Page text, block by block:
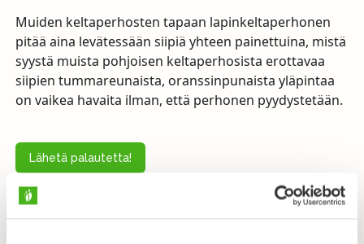
Muiden keltaperhosten tapaan lapinkeltaperhonen
pitää aina levätessään siipiä yhteen painettuina, mistä
syystä muista pohjoisen keltaperhosista erottavaa
siipien tummareunaista, oranssinpunaista yläpintaa
on vaikea havaita ilman, että perhonen pyydystetään.
Lähetä palautetta!